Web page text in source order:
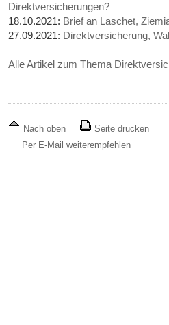
Direktversicherungen?
18.10.2021: Brief an Laschet,
27.09.2021: Direktversicherung,
Alle Artikel zum Thema
Nach oben
Seite drucken
Per E-Mail weiterempfehlen